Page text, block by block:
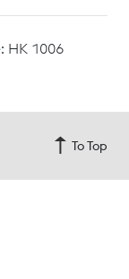
: HK 1006
To Top